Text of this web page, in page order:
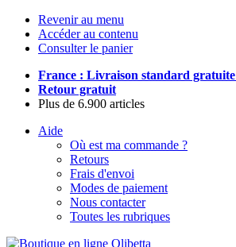
Revenir au menu
Accéder au contenu
Consulter le panier
France : Livraison standard gratuite
Retour gratuit
Plus de 6.900 articles
Aide
Où est ma commande ?
Retours
Frais d'envoi
Modes de paiement
Nous contacter
Toutes les rubriques